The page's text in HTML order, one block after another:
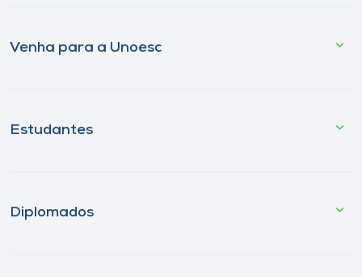
Venha para a Unoesc
Estudantes
Diplomados